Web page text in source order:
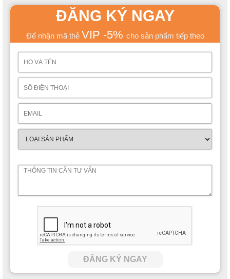
ĐĂNG KÝ NGAY
Để nhận mã thẻ VIP -5% cho sản phẩm tiếp theo
ĐĂNG KÝ NGAY